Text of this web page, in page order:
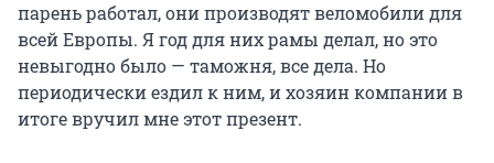
парень работал, они производят веломобили для
всей Европы. Я год для них рамы делал, но это
невыгодно было — таможня, все дела. Но
периодически ездил к ним, и хозяин компании в
итоге вручил мне этот презент.